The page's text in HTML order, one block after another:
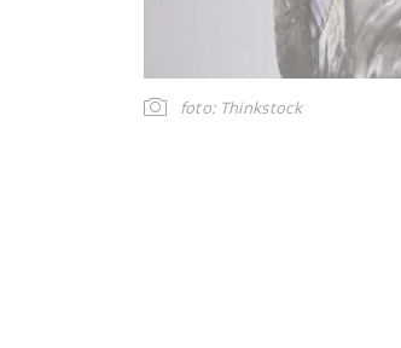
foto: Thinkstock